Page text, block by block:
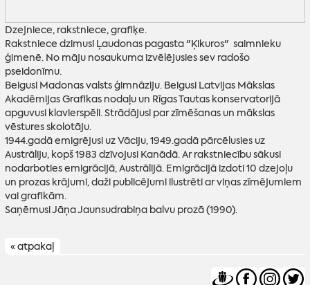
Dzejniece, rakstniece, grafiķe.
Rakstniece dzimusi Ļaudonas pagasta "Ķikuros" saimnieku
ģimenē. No māju nosaukuma izvēlējusies sev radošo
pseidonīmu.
Beigusi Madonas valsts ģimnāziju. Beigusi Latvijas Mākslas
Akadēmijas Grafikas nodaļu un Rīgas Tautas konservatorijā
apguvusi klavierspēli. Strādājusi par zīmēšanas un mākslas
vēstures skolotāju.
1944.gadā emigrējusi uz Vāciju, 1949.gadā pārcēlusies uz
Austrāliju, kopš 1983 dzīvojusi Kanādā. Ar rakstniecību sākusi
nodarboties emigrācijā, Austrālijā. Emigrācijā izdoti 10 dzejoļu
un prozas krājumi, daži publicējumi ilustrēti ar viņas zīmējumiem
vai grafikām.
Saņēmusi Jāņa Jaunsudrabiņa balvu prozā (1990).
« atpakaļ